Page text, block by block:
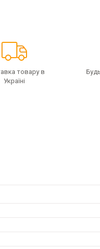
товару в
Україні